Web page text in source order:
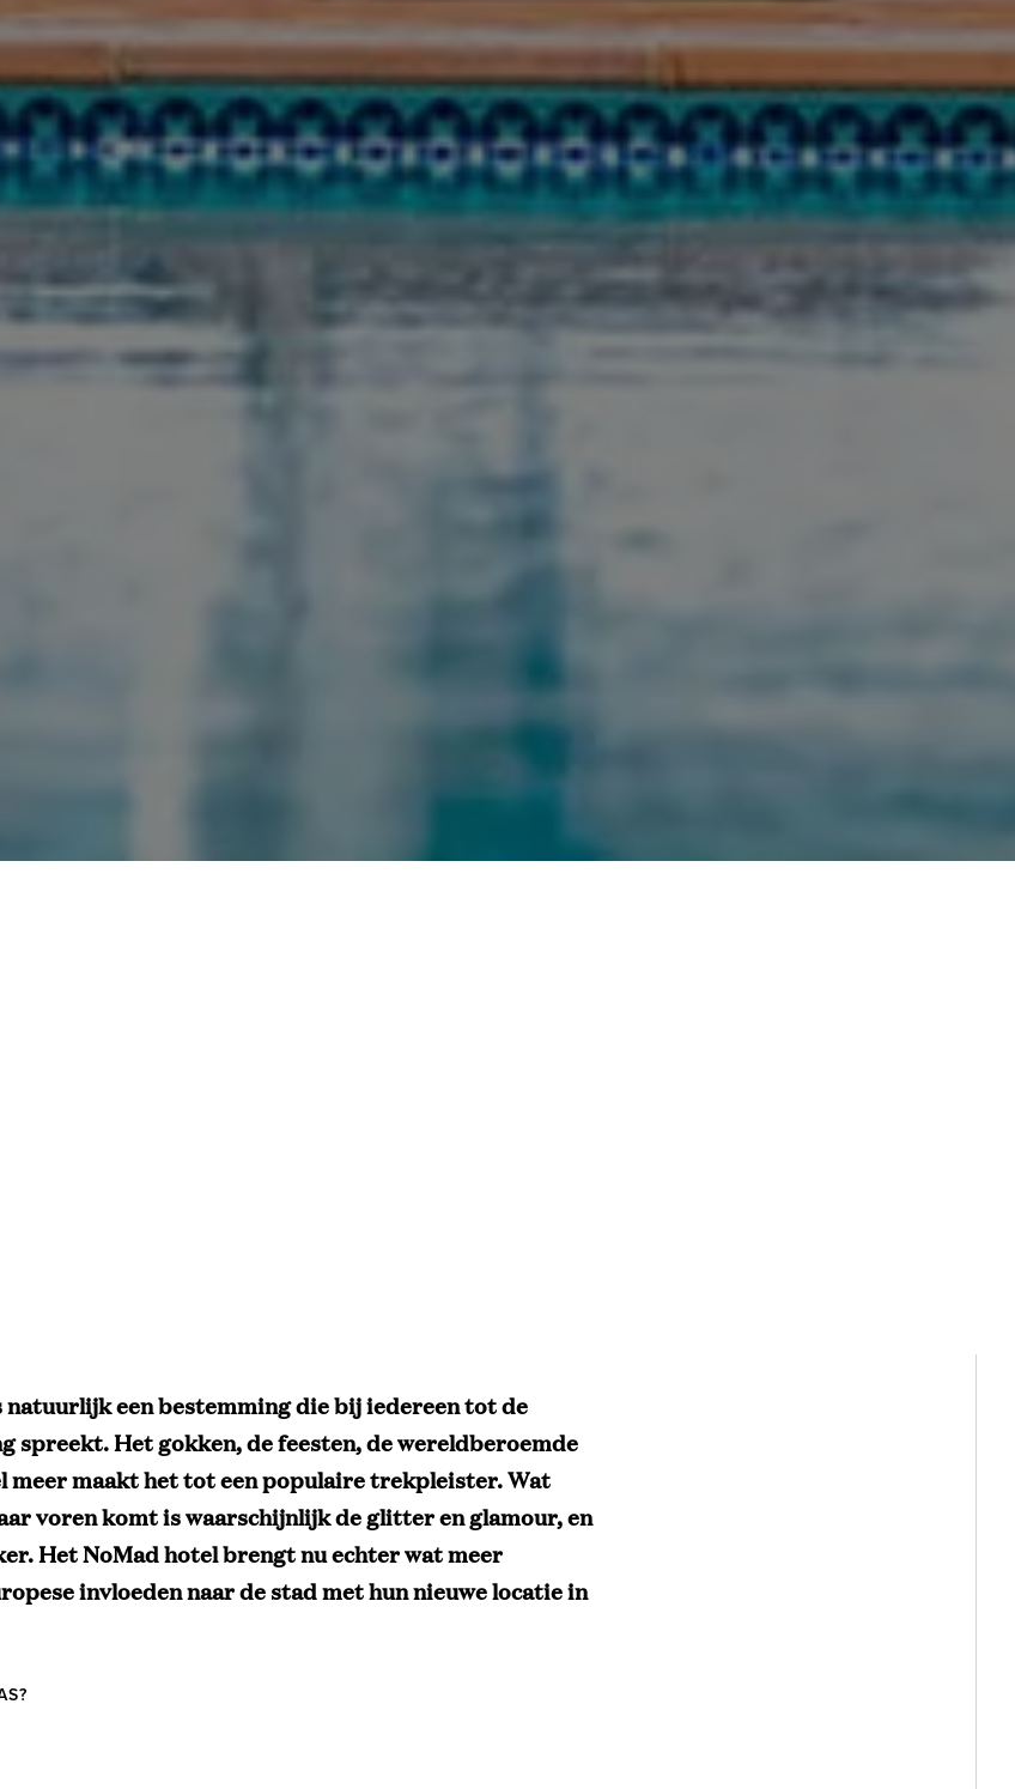
natuurlijk een bestemming die bij iedereen tot de
spreekt. Het gokken, de feesten, de wereldberoemde
meer maakt het tot een populaire trekpleister. Wat
voren komt is waarschijnlijk de glitter en glamour, en
Het NoMad hotel brengt nu echter wat meer
invloeden naar de stad met hun nieuwe locatie in